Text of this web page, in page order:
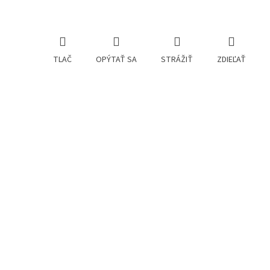
TLAČ OPÝTAŤ SA STRÁŽIŤ ZDIEĽAŤ